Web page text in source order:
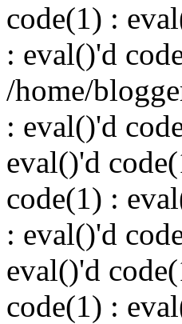
code(1) :
: eval()'d
/home/
: eval()'d
eval()'d
code(1) :
: eval()'d
eval()'d
code(1) :